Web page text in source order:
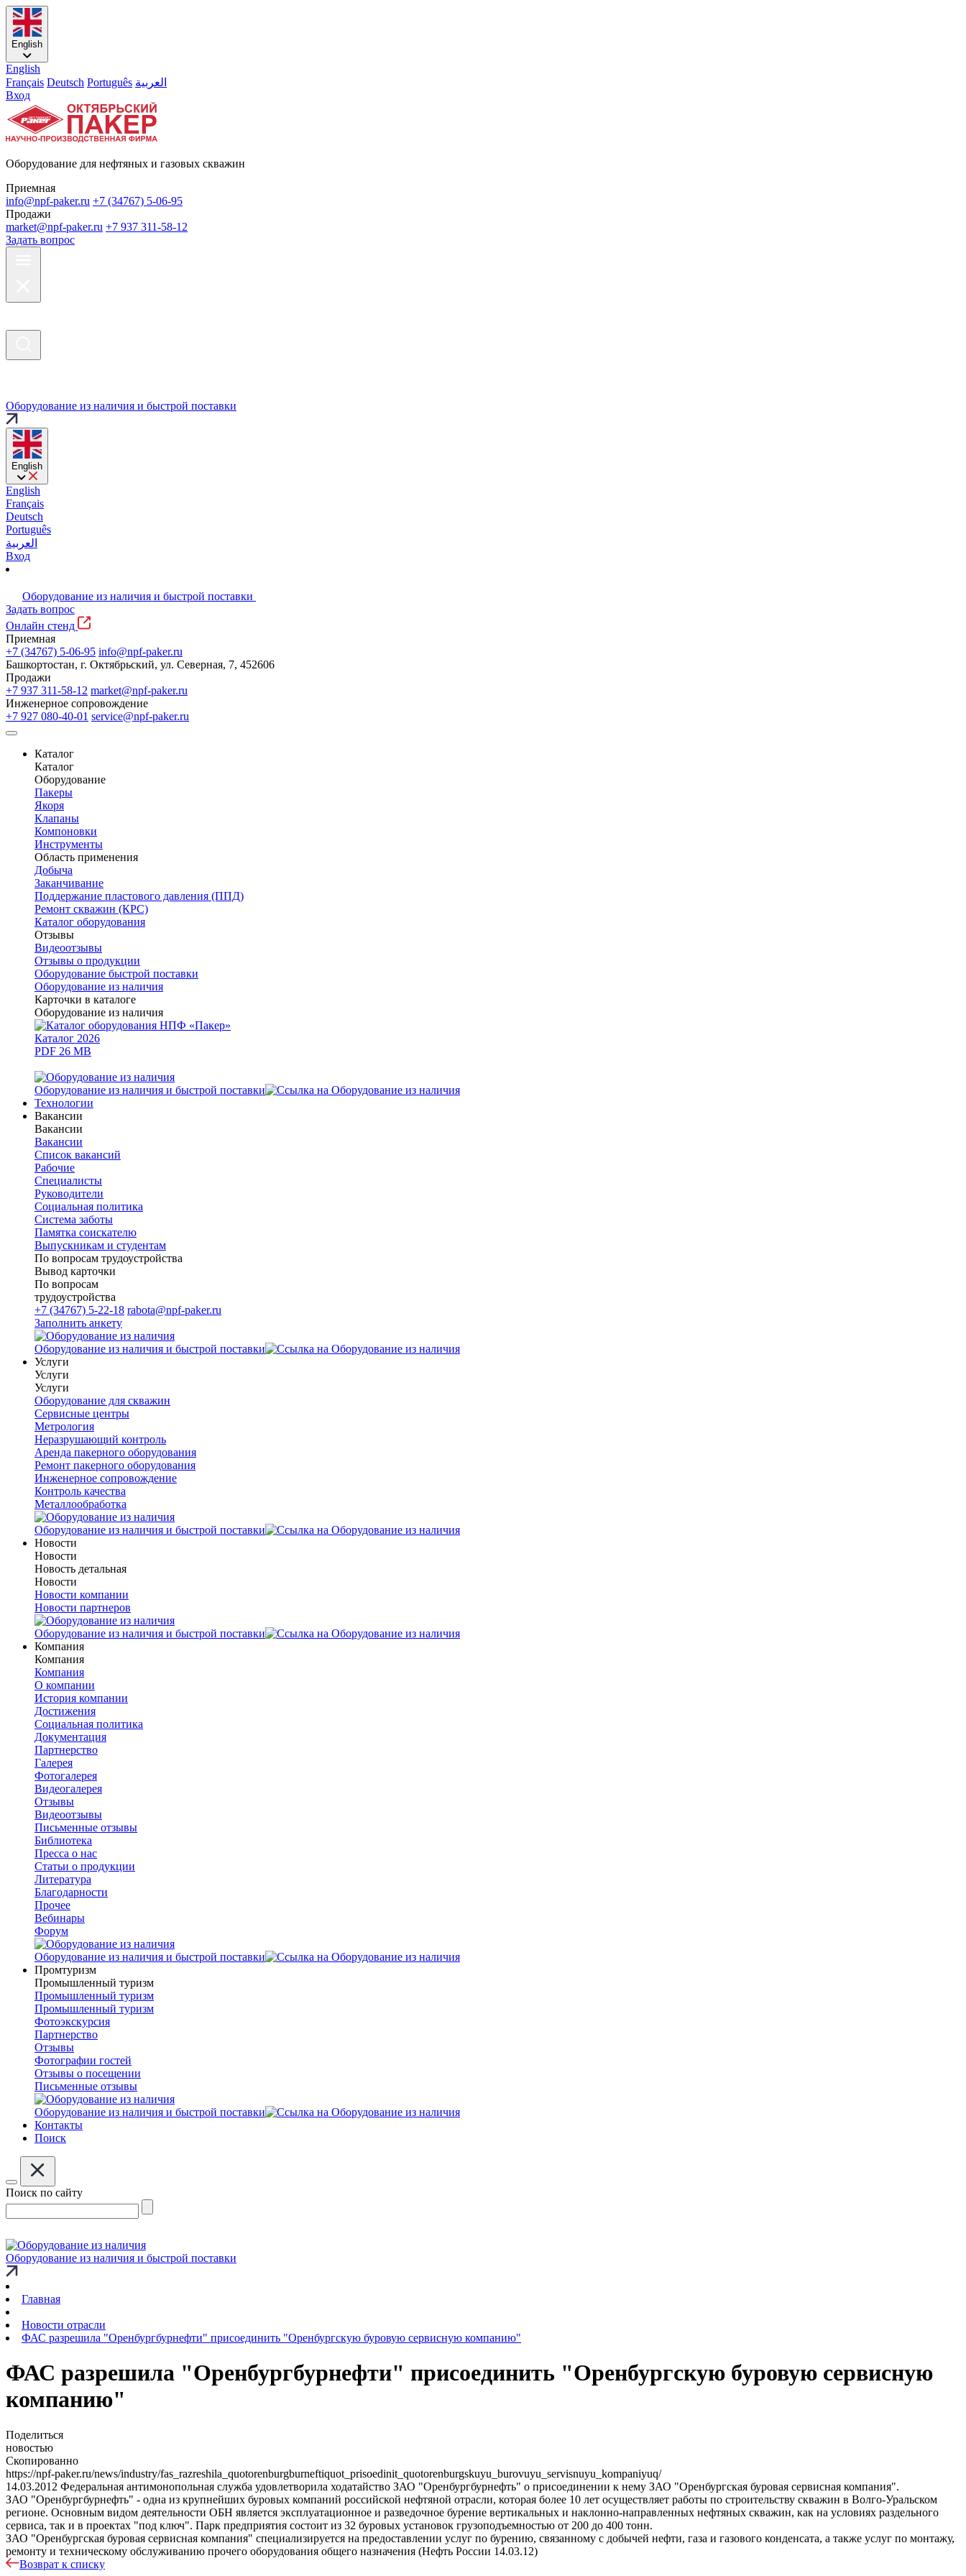
English
English
Français Deutsch Português العربية
Вход
Оборудование для нефтяных и газовых скважин
Приемная
info@npf-paker.ru +7 (34767) 5-06-95
Продажи
market@npf-paker.ru +7 937 311-58-12
Задать вопрос
Оборудование из наличия и быстрой поставки
English
English
Français
Deutsch
Português
العربية
Вход
Оборудование из наличия и быстрой поставки
Задать вопрос
Онлайн стенд
Приемная
+7 (34767) 5-06-95 info@npf-paker.ru
Башкортостан, г. Октябрьский, ул. Северная, 7, 452606
Продажи
+7 937 311-58-12 market@npf-paker.ru
Инженерное сопровождение
+7 927 080-40-01 service@npf-paker.ru
Каталог
Каталог
Оборудование
Пакеры
Якоря
Клапаны
Компоновки
Инструменты
Область применения
Добыча
Заканчивание
Поддержание пластового давления (ППД)
Ремонт скважин (КРС)
Каталог оборудования
Отзывы
Видеоотзывы
Отзывы о продукции
Оборудование быстрой поставки
Оборудование из наличия
Карточки в каталоге
Оборудование из наличия
Каталог 2026
PDF 26 MB
Оборудование из наличия и быстрой поставки
Технологии
Вакансии
Вакансии
Вакансии
Список вакансий
Рабочие
Специалисты
Руководители
Cоциальная политика
Система заботы
Памятка соискателю
Выпускникам и студентам
По вопросам трудоустройства
Вывод карточки
По вопросам
трудоустройства
+7 (34767) 5-22-18 rabota@npf-paker.ru
Заполнить анкету
Оборудование из наличия и быстрой поставки
Услуги
Услуги
Услуги
Оборудование для скважин
Сервисные центры
Метрология
Неразрушающий контроль
Аренда пакерного оборудования
Ремонт пакерного оборудования
Инженерное сопровождение
Контроль качества
Металлообработка
Оборудование из наличия и быстрой поставки
Новости
Новости
Новость детальная
Новости
Новости компании
Новости партнеров
Оборудование из наличия и быстрой поставки
Компания
Компания
Компания
О компании
История компании
Достижения
Социальная политика
Документация
Партнерство
Галерея
Фотогалерея
Видеогалерея
Отзывы
Видеоотзывы
Письменные отзывы
Библиотека
Пресса о нас
Статьи о продукции
Литература
Благодарности
Прочее
Вебинары
Форум
Оборудование из наличия и быстрой поставки
Промтуризм
Промышленный туризм
Промышленный туризм
Промышленный туризм
Фотоэкскурсия
Партнерство
Отзывы
Фотографии гостей
Отзывы о посещении
Письменные отзывы
Оборудование из наличия и быстрой поставки
Контакты
Поиск
Поиск по сайту
Оборудование из наличия и быстрой поставки
Главная
Новости отрасли
ФАС разрешила "Оренбургбурнефти" присоединить "Оренбургскую буровую сервисную компанию"
ФАС разрешила "Оренбургбурнефти" присоединить "Оренбургскую буровую сервисную
компанию"
Поделиться
новостью
Скопированно
https://npf-paker.ru/news/industry/fas_razreshila_quotorenburgburneftiquot_prisoedinit_quotorenburgskuyu_burovuyu_servisnuyu_kompaniyuq/
14.03.2012 Федеральная антимонопольная служба удовлетворила ходатайство ЗАО "Оренбургбурнефть" о присоединении к нему ЗАО "Оренбургская буровая сервисная компания".
ЗАО "Оренбургбурнефть" - одна из крупнейших буровых компаний российской нефтяной отрасли, которая более 10 лет осуществляет работы по строительству скважин в Волго-Уральском
регионе. Основным видом деятельности ОБН является эксплуатационное и разведочное бурение вертикальных и наклонно-направленных нефтяных скважин, как на условиях раздельного
сервиса, так и в проектах "под ключ". Парк предприятия состоит из 32 буровых установок грузоподъемностью от 200 до 400 тонн.
ЗАО "Оренбургская буровая сервисная компания" специализируется на предоставлении услуг по бурению, связанному с добычей нефти, газа и газового конденсата, а также услуг по монтажу,
ремонту и техническому обслуживанию прочего оборудования общего назначения (Нефть России 14.03.12)
Возврат к списку